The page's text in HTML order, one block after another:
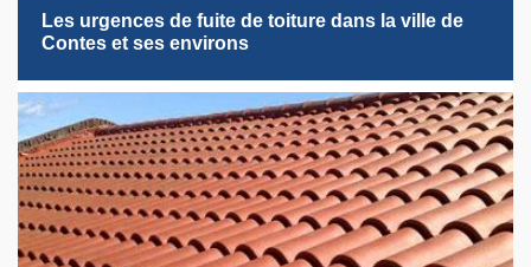
Les urgences de fuite de toiture dans la ville de
Contes et ses environs